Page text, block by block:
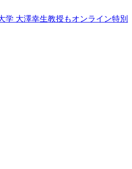
学 大澤幸生教授もオンライン特別